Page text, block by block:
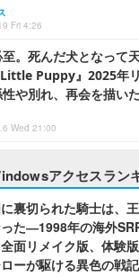
Fri 4:26
。死んだ犬となって
Little Puppy』2025年
や別れ、再会を描い
Wed 21:00
アクセスラン
裏切られた騎士は、
た―1998年の海外
面リメイク版、体験
ローが駆ける異色の戦